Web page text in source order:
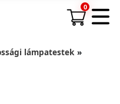
0
lámpatestek